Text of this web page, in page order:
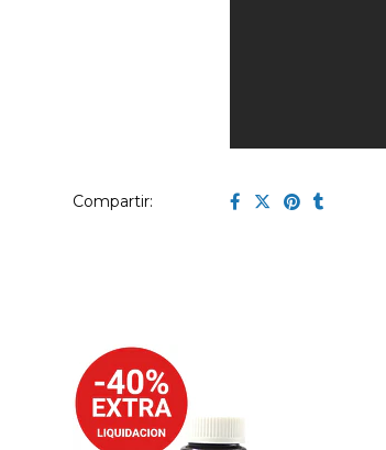
Compartir: